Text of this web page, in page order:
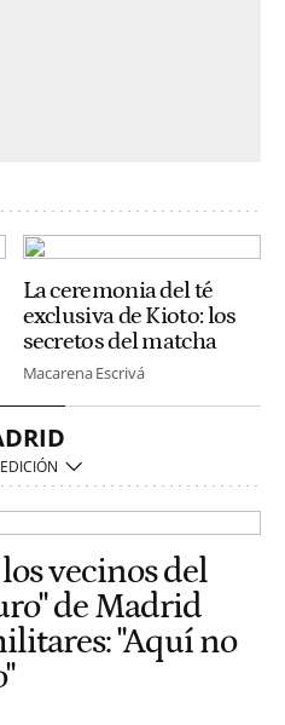
La ceremonia del té
exclusiva de Kioto: los
secretos del matcha
Macarena Escrivá
vecinos del
de Madrid
"Aquí no